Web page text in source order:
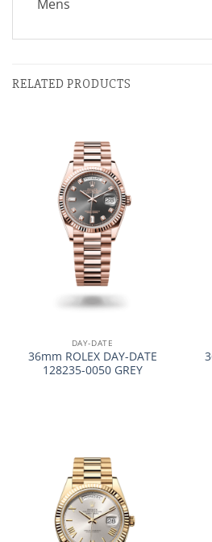
Mens
RELATED PRODUCTS
DAY-DATE
36mm ROLEX DAY-DATE
128235-0050 GREY